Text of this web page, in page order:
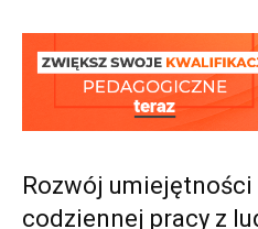
Rozwój
codziennej pracy z